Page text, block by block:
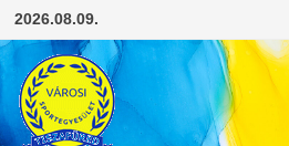
Skip
to
content
2026.08.09.